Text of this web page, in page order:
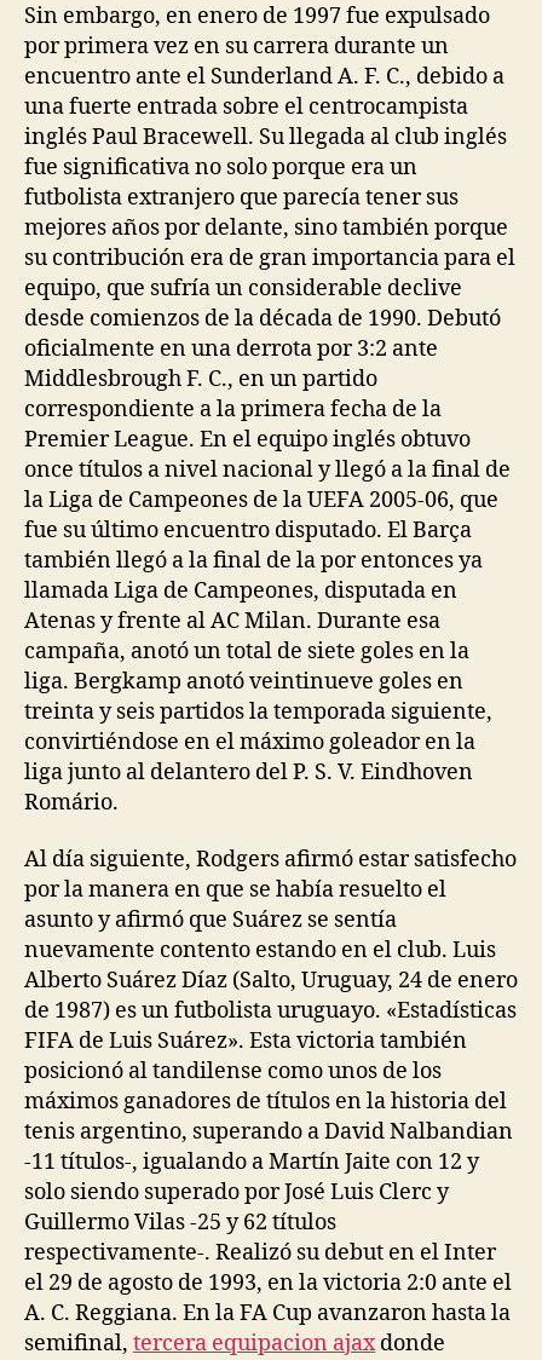
Sin embargo, en enero de 1997 fue expulsado
por primera vez en su carrera durante un
encuentro ante el Sunderland A. F. C., debido a
una fuerte entrada sobre el centrocampista
inglés Paul Bracewell. Su llegada al club inglés
fue significativa no solo porque era un
futbolista extranjero que parecía tener sus
mejores años por delante, sino también porque
su contribución era de gran importancia para el
equipo, que sufría un considerable declive
desde comienzos de la década de 1990. Debutó
oficialmente en una derrota por 3:2 ante
Middlesbrough F. C., en un partido
correspondiente a la primera fecha de la
Premier League. En el equipo inglés obtuvo
once títulos a nivel nacional y llegó a la final de
la Liga de Campeones de la UEFA 2005-06, que
fue su último encuentro disputado. El Barça
también llegó a la final de la por entonces ya
llamada Liga de Campeones, disputada en
Atenas y frente al AC Milan. Durante esa
campaña, anotó un total de siete goles en la
liga. Bergkamp anotó veintinueve goles en
treinta y seis partidos la temporada siguiente,
convirtiéndose en el máximo goleador en la
liga junto al delantero del P. S. V. Eindhoven
Romário.
Al día siguiente, Rodgers afirmó estar satisfecho
por la manera en que se había resuelto el
asunto y afirmó que Suárez se sentía
nuevamente contento estando en el club. Luis
Alberto Suárez Díaz (Salto, Uruguay, 24 de enero
de 1987) es un futbolista uruguayo. «Estadísticas
FIFA de Luis Suárez». Esta victoria también
posicionó al tandilense como unos de los
máximos ganadores de títulos en la historia del
tenis argentino, superando a David Nalbandian
-11 títulos-, igualando a Martín Jaite con 12 y
solo siendo superado por José Luis Clerc y
Guillermo Vilas -25 y 62 títulos
respectivamente-. Realizó su debut en el Inter
el 29 de agosto de 1993, en la victoria 2:0 ante el
A. C. Reggiana. En la FA Cup avanzaron hasta la
semifinal, tercera equipacion ajaxdonde